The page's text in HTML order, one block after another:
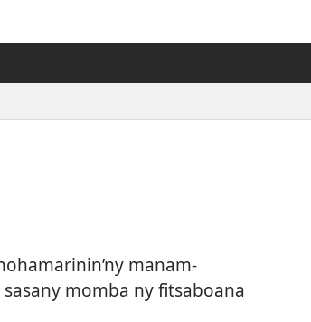
manam-
momba ny fitsaboana